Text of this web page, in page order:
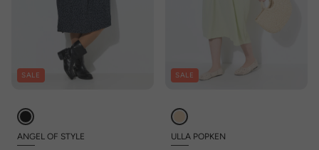
SALE
ANGEL OF STYLE
SALE
ULLA POPKEN